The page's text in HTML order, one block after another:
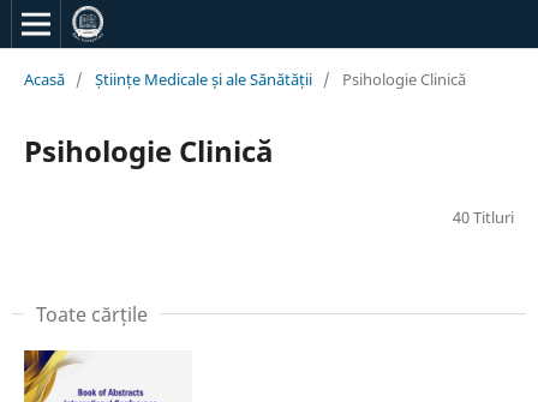
Acasă / Științe Medicale și ale Sănătății / Psihologie Clinică
Psihologie Clinică
40 Titluri
Toate cărțile